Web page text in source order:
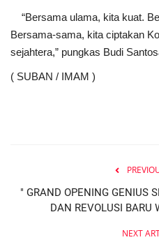
“Bersama ulama, kita kuat.
Bersama-sama, kita ciptakan
sejahtera,” pungkas Budi
( SUBAN / IMAM )
" GRAND OPENING GENIUS
DAN REVOLUSI BARU
NEXT